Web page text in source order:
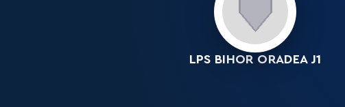
LPS BIHOR ORADEA J1